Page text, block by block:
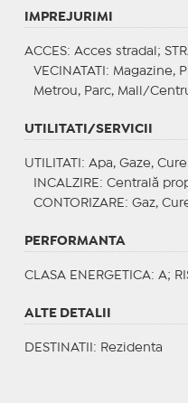
IMPREJURIMI
ACCES: Acces stradal;
VECINATATI : Magazine,
Metrou, Parc, Mall/
UTILITATI/SERVICII
UTILITATI : Apa, Gaze,
INCALZIRE : Centrală
CONTORIZARE : Gaz,
PERFORMANTA
CLASA ENERGETICA: A;
ALTE DETALII
DESTINATII : Rezidenta